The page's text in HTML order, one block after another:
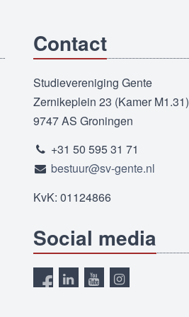
Contact
Studievereniging Gente
Zernikeplein 23 (Kamer M1.31)
9747 AS Groningen
+31 50 595 31 71
bestuur@sv-gente.nl
KvK: 01124866
Social media